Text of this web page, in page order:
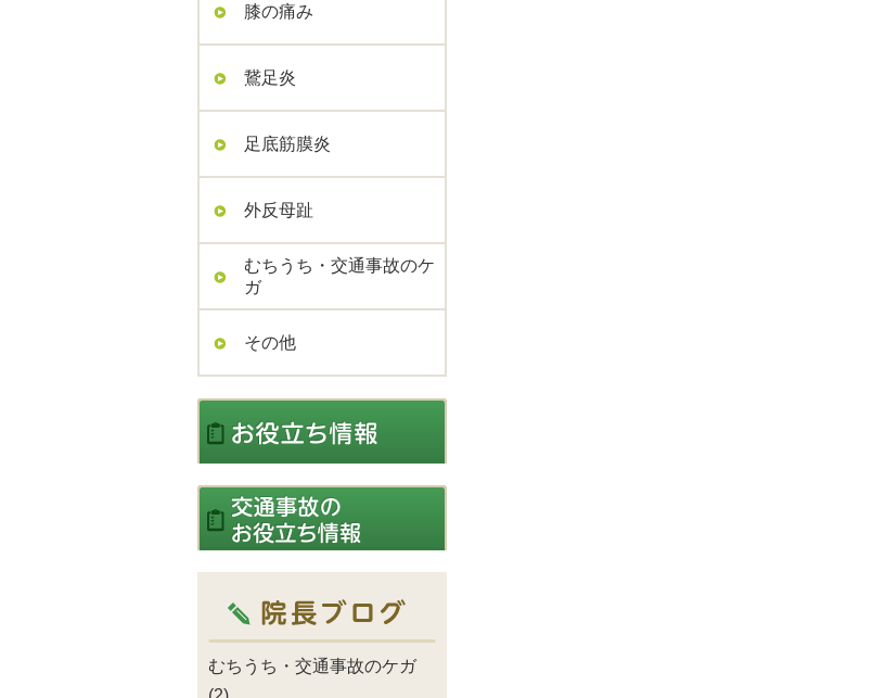
膝の痛み
鵞足炎
足底筋膜炎
外反母趾
むちうち・交通事故のケ
ガ
その他
むちうち・交通事故のケガ